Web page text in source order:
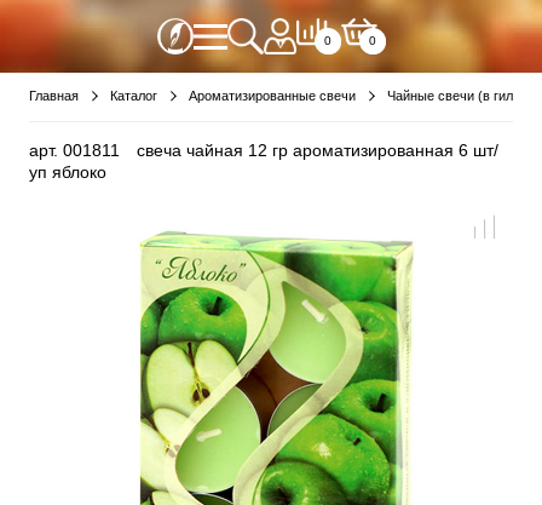
0 0
Главная Каталог Ароматизированные свечи Чайные свечи (в
арт.001811
свеча чайная 12 гр ароматизированная 6 шт/
уп яблоко